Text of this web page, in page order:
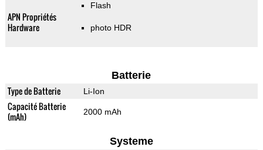
APN Propriétés
Hardware
Flash
photo HDR
Batterie
Type de Batterie Li-Ion
Capacité Batterie
(mAh)
2000 mAh
Systeme